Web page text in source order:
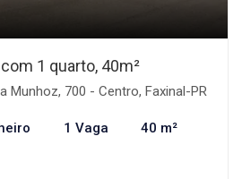
1 quarto, 40m²
Munhoz, 700 - Centro, Faxinal-PR
1 Vaga 40 m²